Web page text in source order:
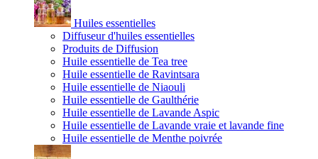
Huiles essentielles
Diffuseur d'huiles essentielles
Produits de Diffusion
Huile essentielle de Tea tree
Huile essentielle de Ravintsara
Huile essentielle de Niaouli
Huile essentielle de Gaulthérie
Huile essentielle de Lavande Aspic
Huile essentielle de Lavande vraie et lavande fine
Huile essentielle de Menthe poivrée